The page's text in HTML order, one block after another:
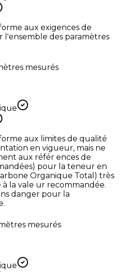
aux exigences de
des paramètres
mesurés
aux limites de qualité
en vigueur, mais ne
aux référ ences de
pour la teneur en
Organique Total) très
la vale ur recommandée.
danger pour la
mesurés